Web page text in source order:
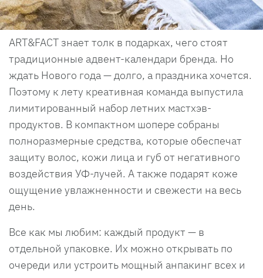
ART&FACT знает толк в подарках, чего стоят
традиционные адвент-календари бренда. Но
ждать Нового года — долго, а праздника хочется.
Поэтому к лету креативная команда выпустила
лимитированный набор летних мастхэв-
продуктов. В компактном шопере собраны
полноразмерные средства, которые обеспечат
защиту волос, кожи лица и губ от негативного
воздействия УФ-лучей. А также подарят коже
ощущение увлажненности и свежести на весь
день.
Все как мы любим: каждый продукт — в
отдельной упаковке. Их можно открывать по
очереди или устроить мощный анпакинг всех и